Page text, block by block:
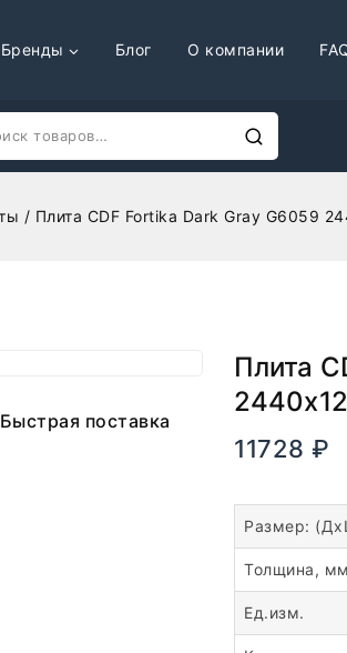
Бренды Блог О компании
/ Плита CDF Fortika Dark Gray G6059
Быстрая поставка
Плита
11728 ₽
Размер:
Толщина, мм
Ед.изм.